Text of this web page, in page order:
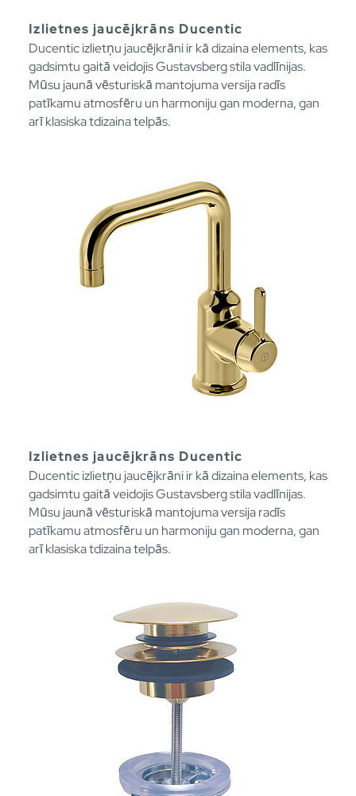
Izlietnes jaucējkrāns Ducentic
Ducentic izlietņu jaucējkrāni ir kā dizaina elements, kas
gadsimtu gaitā veidojis Gustavsberg stila vadlīnijas.
Mūsu jaunā vēsturiskā mantojuma versija radīs
patīkamu atmosfēru un harmoniju gan moderna, gan
arī klasiska tdizaina telpās.
Izlietnes jaucējkrāns Ducentic
Ducentic izlietņu jaucējkrāni ir kā dizaina elements, kas
gadsimtu gaitā veidojis Gustavsberg stila vadlīnijas.
Mūsu jaunā vēsturiskā mantojuma versija radīs
patīkamu atmosfēru un harmoniju gan moderna, gan
arī klasiska tdizaina telpās.